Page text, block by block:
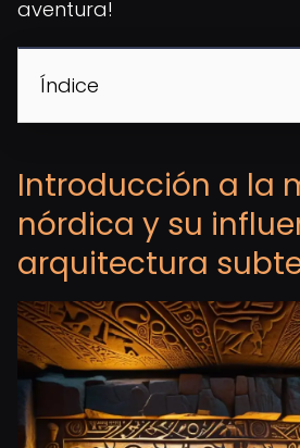
aventura!
Índice
Introducción a la
nórdica y su
arquitectura